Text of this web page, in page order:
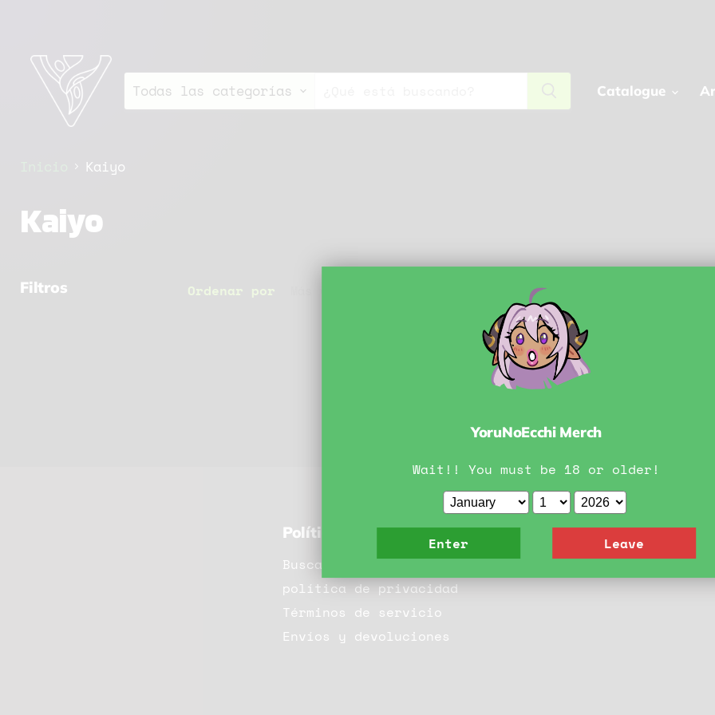
Todas las categorías Catalogue
Kaiyo
Kaiyo
Filtros Ordenar por
Esta colección está
Ver todos los productos
Políticas y más
Buscar
política de privacidad
Términos de servicio
Envíos y devoluciones
YoruNoEcchi Merch
Wait!! You must be 18 or older!
Enter Leave